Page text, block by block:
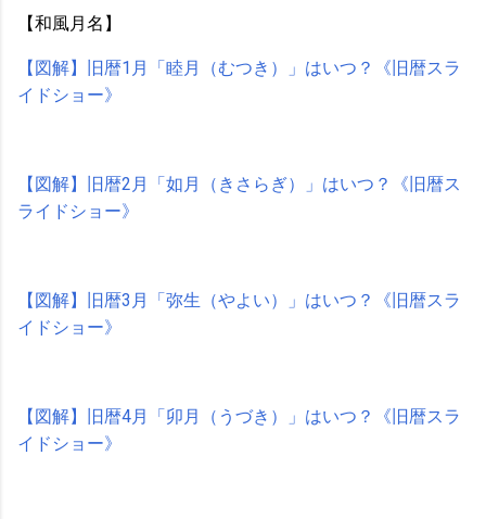
【和風月名】
【図解】旧暦1月「睦月（むつき）」はいつ？《旧暦スラ
イドショー》
【図解】旧暦2月「如月（きさらぎ）」はいつ？《旧暦ス
ライドショー》
【図解】旧暦3月「弥生（やよい）」はいつ？《旧暦スラ
イドショー》
【図解】旧暦4月「卯月（うづき）」はいつ？《旧暦スラ
イドショー》